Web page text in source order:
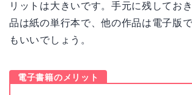
リットは大きいです。手元に残してお
品は紙の単行本で、他の作品は電子版
もいいでしょう。
電子書籍のメリット